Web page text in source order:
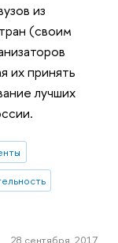
из
(своим
их принять
лучших
28 сентября 2017